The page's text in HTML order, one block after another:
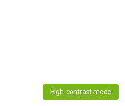
High-contrast mode